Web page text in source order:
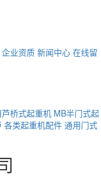
企业资质 新闻中心 在线留
桥式起重机 MB半门式起
各类起重机配件 通用门式